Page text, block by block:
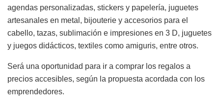
agendas personalizadas, stickers y papelería, juguetes
artesanales en metal, bijouterie y accesorios para el
cabello, tazas, sublimación e impresiones en 3 D, juguetes
y juegos didácticos, textiles como amiguris, entre otros.
Será una oportunidad para ir a comprar los regalos a
precios accesibles, según la propuesta acordada con los
emprendedores.